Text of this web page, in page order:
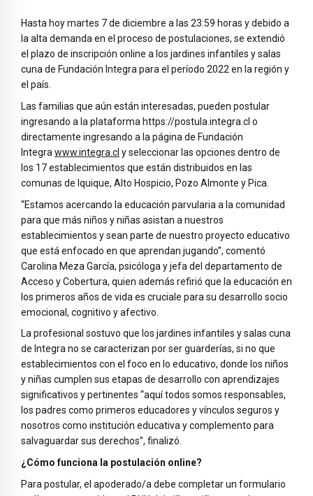
Hasta hoy martes 7 de diciembre a las 23:59 horas y debido a
la alta demanda en el proceso de postulaciones, se extendió
el plazo de inscripción online a los jardines infantiles y salas
cuna de Fundación Integra para el período 2022 en la región y
el país.
Las familias que aún están interesadas, pueden postular
ingresando a la plataforma https://postula.integra.cl o
directamente ingresando a la página de Fundación
Integra www.integra.cl y seleccionar las opciones dentro de
los 17 establecimientos que están distribuidos en las
comunas de Iquique, Alto Hospicio, Pozo Almonte y Pica.
“Estamos acercando la educación parvularia a la comunidad
para que más niños y niñas asistan a nuestros
establecimientos y sean parte de nuestro proyecto educativo
que está enfocado en que aprendan jugando”, comentó
Carolina Meza García, psicóloga y jefa del departamento de
Acceso y Cobertura, quien además refirió que la educación en
los primeros años de vida es cruciale para su desarrollo socio
emocional, cognitivo y afectivo.
La profesional sostuvo que los jardines infantiles y salas cuna
de Integra no se caracterizan por ser guarderías, si no que
establecimientos con el foco en lo educativo, donde los niños
y niñas cumplen sus etapas de desarrollo con aprendizajes
significativos y pertinentes “aquí todos somos responsables,
los padres como primeros educadores y vínculos seguros y
nosotros como institución educativa y complemento para
salvaguardar sus derechos”, finalizó.
¿Cómo funciona la postulación online?
Para postular, el apoderado/a debe completar un formulario